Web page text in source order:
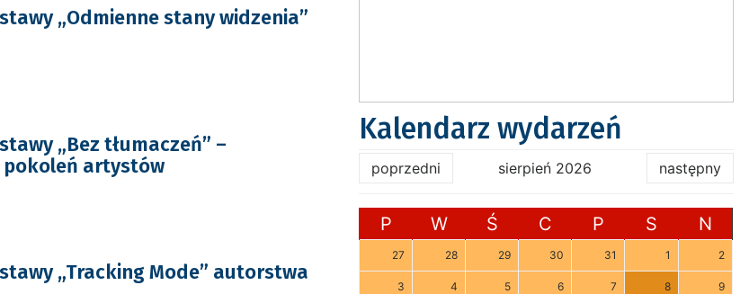
„Odmienne stany widzenia”
„Bez tłumaczeń” –
artystów
„Tracking Mode” autorstwa
Kalendarz wydarzeń
poprzedni sierpień 2026 następny
P W Ś C P S N
27 28 29 30 31 1 2
3 4 5 6 7 8 9